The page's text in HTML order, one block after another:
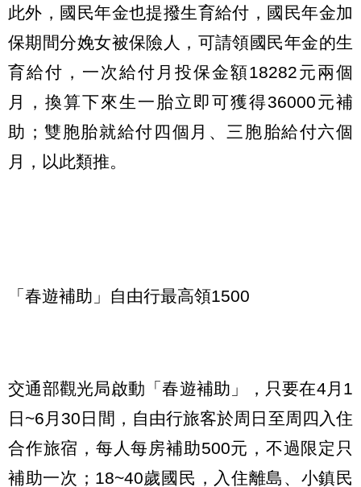
此外，國民年金也提撥生育給付，國民年金加
保期間分娩女被保險人，可請領國民年金的生
育給付，一次給付月投保金額18282元兩個
月，換算下來生一胎立即可獲得36000元補
助；雙胞胎就給付四個月、三胞胎給付六個
月，以此類推。
「春遊補助」自由行最高領1500
交通部觀光局啟動「春遊補助」，只要在4月1
日~6月30日間，自由行旅客於周日至周四入住
合作旅宿，每人每房補助500元，不過限定只
補助一次；18~40歲國民，入住離島、小鎮民